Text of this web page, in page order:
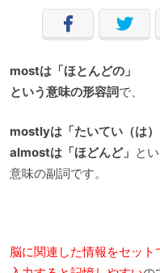
mostは「ほとんどの」
という意味の形容詞で、
mostlyは「たいてい（は）
almostは「ほどんど」 と
意味の副詞です。
脳に関連した情報をセット